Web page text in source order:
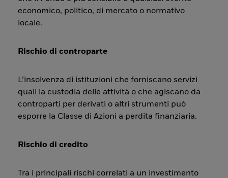
economico, politico, di mercato o normativo
locale.
Rischio di controparte
L’insolvenza di istituzioni che forniscano servizi
quali la custodia delle attività o che agiscano da
controparti per derivati o altri strumenti può
esporre la Classe di Azioni a perdita finanziaria.
Rischio di credito
Tra i principali rischi correlati a un investimento